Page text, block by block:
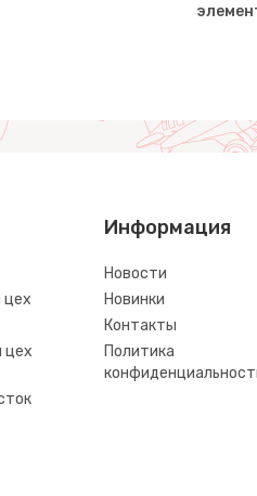
цех
цех
Информация
Новости
Новинки
Контакты
Политика